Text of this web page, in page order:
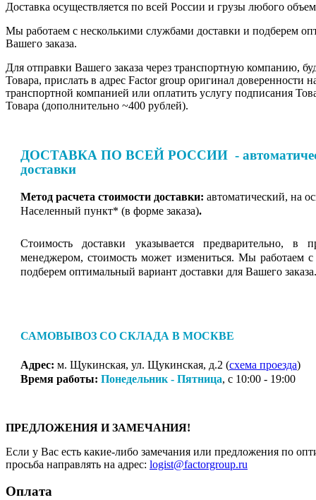
Доставка осуществляется по всей России и грузы любого
Мы работаем с несколькими службами доставки и подберем
Вашего заказа.
Для отправки Вашего заказа через транспортную компанию,
Товара, прислать в адрес Factor group оригинал доверенности
транспортной компанией или оплатить услугу подписания
Товара (дополнительно ~400 рублей).
ДОСТАВКА ПО ВСЕЙ РОССИИ -
доставки
Метод расчета стоимости доставки: автоматический, на
Населенный пункт* (в форме заказа).
Стоимость доставки указывается предварительно, в
менеджером, стоимость может измениться. Мы работаем
подберем оптимальный вариант доставки для Вашего заказа.
САМОВЫВОЗ СО СКЛАДА В МОСКВЕ
Адрес: м. Щукинская, ул. Щукинская, д.2 (схема проезда)
Время работы: Понедельник - Пятница, с 10:00 - 19:00
ПРЕДЛОЖЕНИЯ И ЗАМЕЧАНИЯ!
Если у Вас есть какие-либо замечания или предложения по
просьба направлять на адрес: logist@factorgroup.ru
Оплата